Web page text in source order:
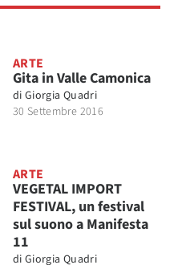
ARTE
Gita in Valle Camonica
di Giorgia Quadri
30 Settembre 2016
ARTE
VEGETAL IMPORT
FESTIVAL, un festival
sul suono a Manifesta
11
di Giorgia Quadri